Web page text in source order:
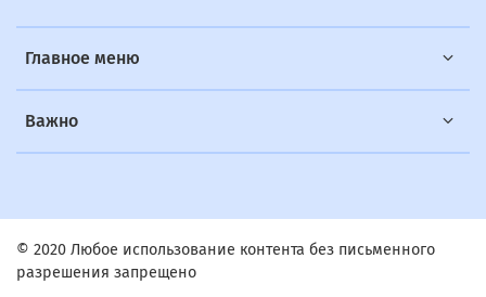
Главное меню
Важно
© 2020 Любое использование контента без письменного
разрешения запрещено